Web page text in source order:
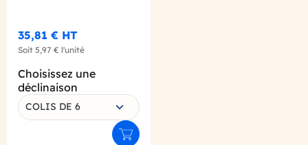
35,81 € HT
Soit 5,97 € l'unité
Choisissez une
déclinaison
COLIS DE 6
Ajouter au panier